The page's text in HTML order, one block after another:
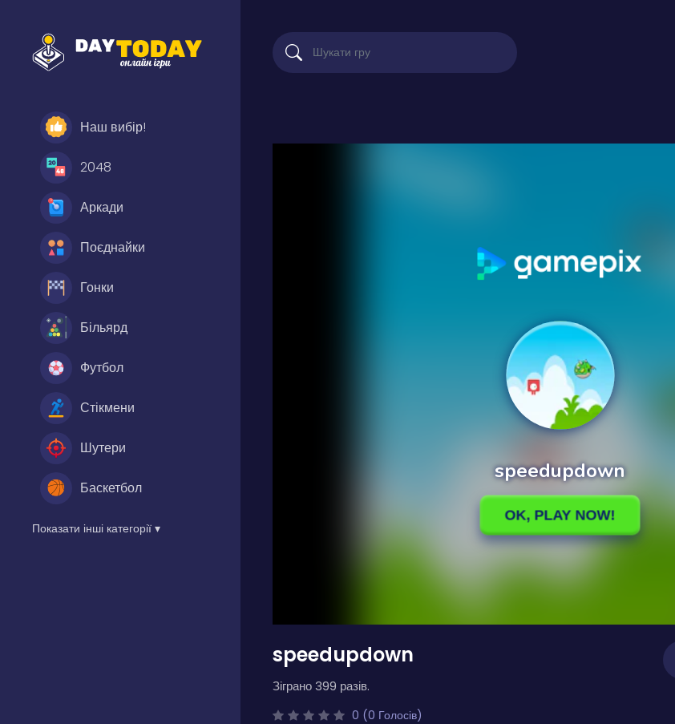
Наш вибір!
2048
Аркади
Поєднайки
Гонки
Більярд
Футбол
Стікмени
Шутери
Баскетбол
Показати інші категорії ▾
speedupdown
Зіграно 399 разів.
0 (0 Голосів)